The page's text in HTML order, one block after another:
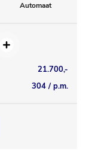
Automaat
21.700,-
304 / p.m.